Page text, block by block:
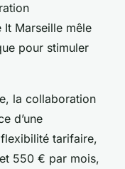
It Marseille mêle
pour stimuler
la collaboration
d’une
tarifaire,
550 € par mois,